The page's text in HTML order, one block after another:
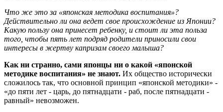
Что же это за «японская методика воспитания»?
Действительно ли она ведет свое происхождение из Японии?
Какую пользу она принесет ребенку, и стоит ли эта польза
того, чтобы пять лет подряд родители приносили свои
интересы в жертву капризам своего малыша?
Как ни странно, сами японцы ни о какой «японской
методике воспитания» не знают. Их общество исторически
сложилось так, что основной принцип «японской методики» -
«до пяти лет - царь, до пятнадцати - раб, после пятнадцати -
равный» невозможен.